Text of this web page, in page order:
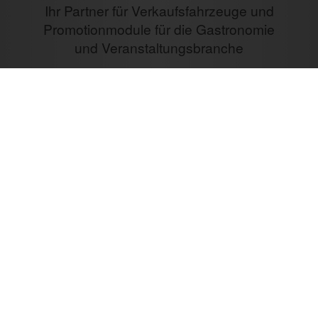
Ihr Partner für Verkaufsfahrzeuge und
Promotionmodule für die Gastronomie
und Veranstaltungsbranche